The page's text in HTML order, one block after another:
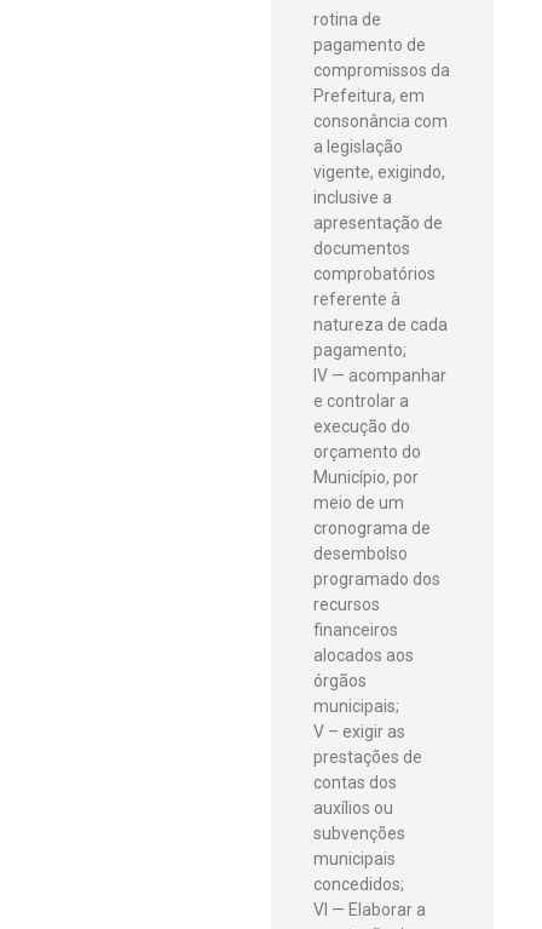
rotina de
pagamento de
compromissos da
Prefeitura, em
consonância com
a legislação
vigente, exigindo,
inclusive a
apresentação de
documentos
comprobatórios
referente à
natureza de cada
pagamento;
IV — acompanhar
e controlar a
execução do
orçamento do
Município, por
meio de um
cronograma de
desembolso
programado dos
recursos
financeiros
alocados aos
órgãos
municipais;
V – exigir as
prestações de
contas dos
auxílios ou
subvenções
municipais
concedidos;
VI — Elaborar a